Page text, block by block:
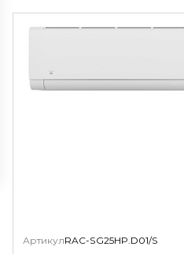
АртикулRAC-SG25HP.D01/S